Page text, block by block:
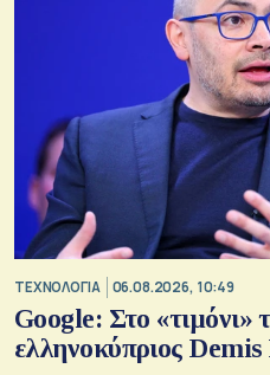
ΤΕΧΝΟΛΟΓΙΑ 06.08.2026, 10:49
Google: Στο «τιμόνι»
ελληνοκύπριος